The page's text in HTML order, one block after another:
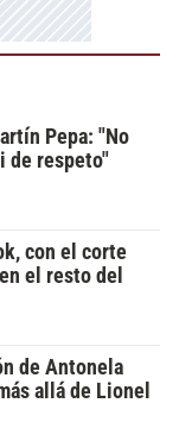
Pepa: "No
de respeto"
con el corte
el resto del
de Antonela
allá de Lionel